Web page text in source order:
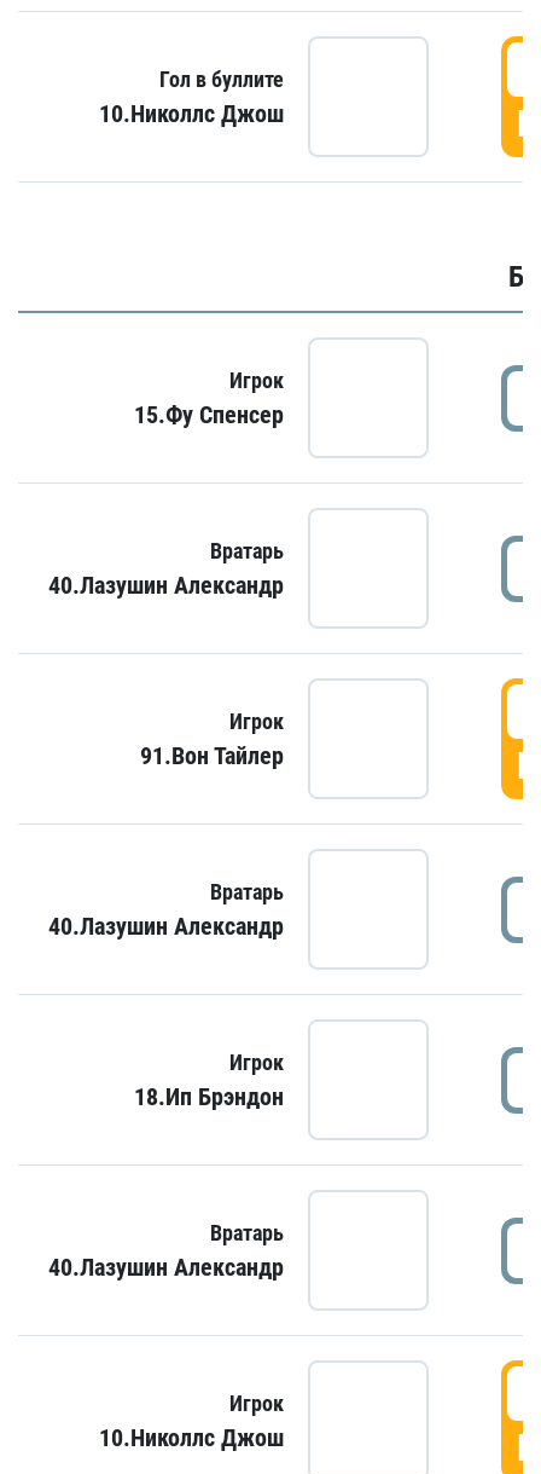
Гол в буллите
10.Николлс Джош
Игрок
15.Фу Спенсер
Вратарь
40.Лазушин Александр
Игрок
91.Вон Тайлер
Вратарь
40.Лазушин Александр
Игрок
18.Ип Брэндон
Вратарь
40.Лазушин Александр
Игрок
10.Николлс Джош